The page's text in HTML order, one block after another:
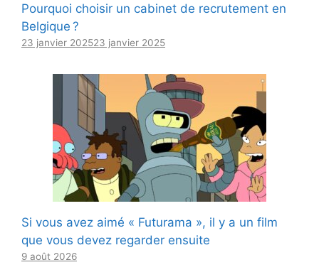
Pourquoi choisir un cabinet de recrutement en
Belgique ?
23 janvier 202523 janvier 2025
Si vous avez aimé « Futurama », il y a un film
que vous devez regarder ensuite
9 août 2026